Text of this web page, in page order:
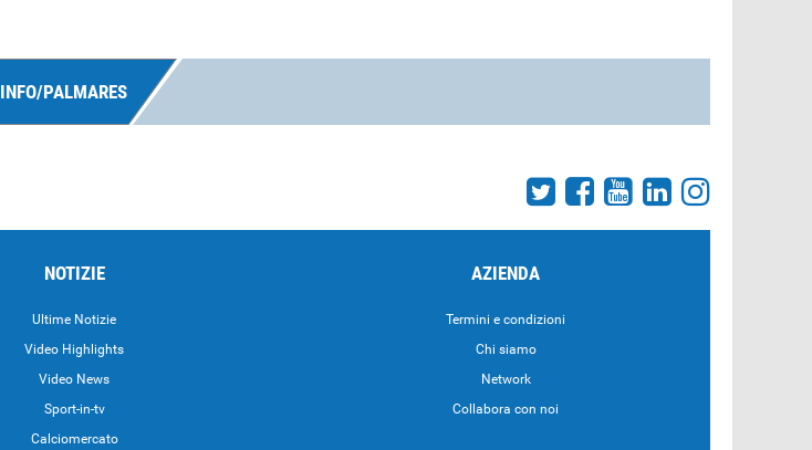
INFO/PALMARES
NOTIZIE
Ultime Notizie
Video Highlights
Video News
Sport-in-tv
Calciomercato
AZIENDA
Termini e condizioni
Chi siamo
Network
Collabora con noi